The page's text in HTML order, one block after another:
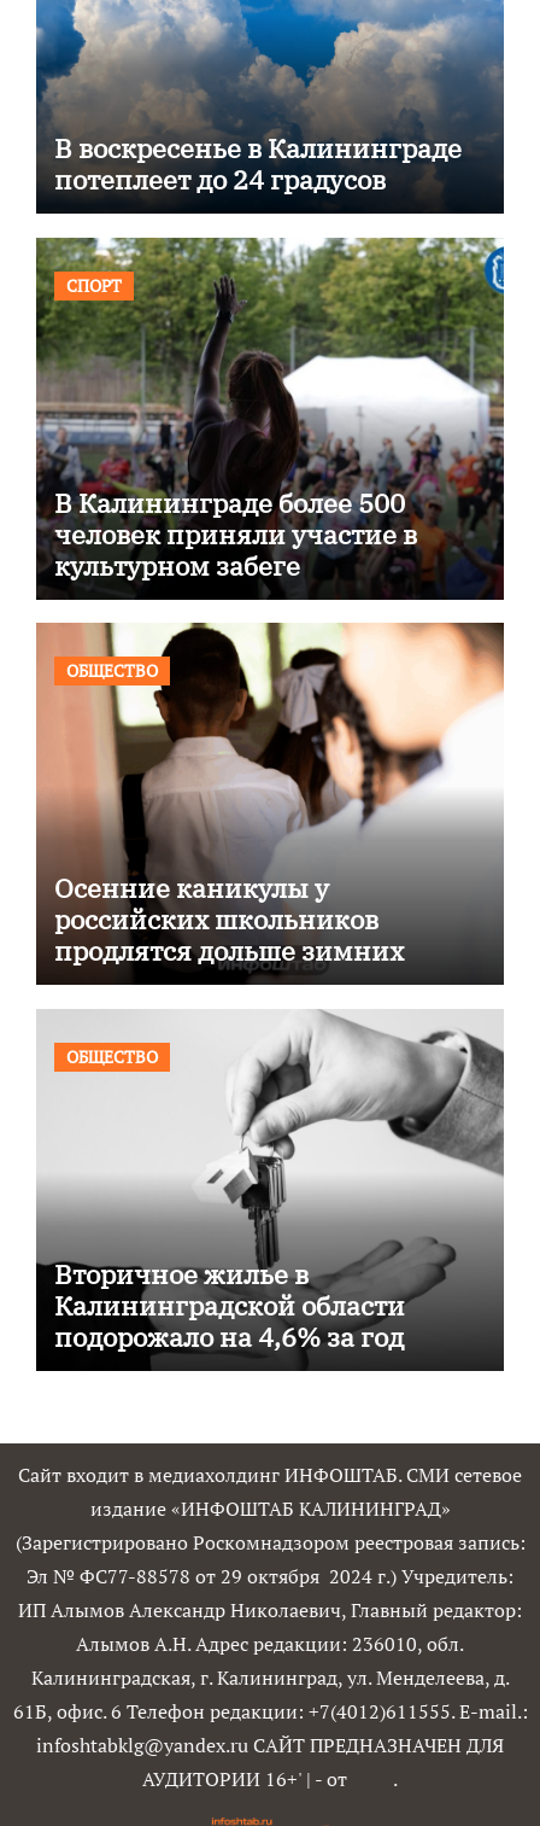
В воскресенье в Калининграде
потеплеет до 24 градусов
СПОРТ
В Калининграде более 500
человек приняли участие в
культурном забеге
ОБЩЕСТВО
Осенние каникулы у
российских школьников
продлятся дольше зимних
ОБЩЕСТВО
Вторичное жилье в
Калининградской области
подорожало на 4,6% за год
Сайт входит в медиахолдинг ИНФОШТАБ. СМИ сетевое
издание «ИНФОШТАБ КАЛИНИНГРАД»
(Зарегистрировано Роскомнадзором реестровая запись:
Эл № ФС77-88578 от 29 октября 2024 г.) Учредитель:
ИП Алымов Александр Николаевич, Главный редактор:
Алымов А.Н. Адрес редакции: 236010, обл.
Калининградская, г. Калининград, ул. Менделеева, д.
61Б, офис. 6 Телефон редакции: +7(4012)611555. E-mail.:
infoshtabklg@yandex.ru САЙТ ПРЕДНАЗНАЧЕН ДЛЯ
АУДИТОРИИ 16+' | - от .